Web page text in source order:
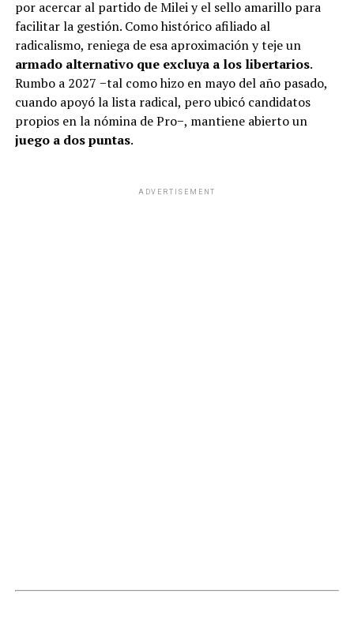
por acercar al partido de Milei y el sello amarillo para
facilitar la gestión. Como histórico afiliado al
radicalismo, reniega de esa aproximación y teje un
armado alternativo que excluya a los libertarios.
Rumbo a 2027 −tal como hizo en mayo del año pasado,
cuando apoyó la lista radical, pero ubicó candidatos
propios en la nómina de Pro−, mantiene abierto un
juego a dos puntas.
ADVERTISEMENT